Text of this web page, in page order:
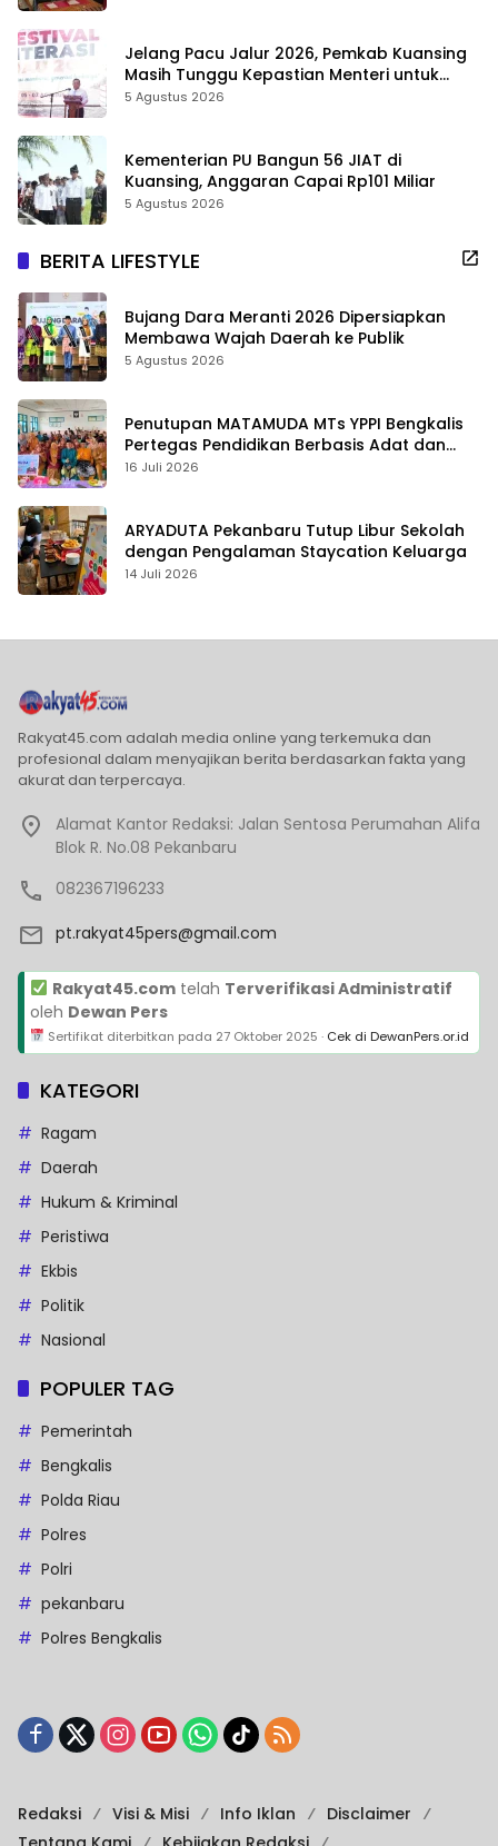
Jelang Pacu Jalur 2026, Pemkab Kuansing
Masih Tunggu Kepastian Menteri untuk
Buka Festival
5 Agustus 2026
Kementerian PU Bangun 56 JIAT di
Kuansing, Anggaran Capai Rp101 Miliar
5 Agustus 2026
BERITA LIFESTYLE
Bujang Dara Meranti 2026 Dipersiapkan
Membawa Wajah Daerah ke Publik
5 Agustus 2026
Penutupan MATAMUDA MTs YPPI Bengkalis
Pertegas Pendidikan Berbasis Adat dan
Karakter
16 Juli 2026
ARYADUTA Pekanbaru Tutup Libur Sekolah
dengan Pengalaman Staycation Keluarga
14 Juli 2026
Rakyat45.com adalah media online yang terkemuka dan
profesional dalam menyajikan berita berdasarkan fakta yang
akurat dan terpercaya.
Alamat Kantor Redaksi: Jalan Sentosa Perumahan Alifa
Blok R. No.08 Pekanbaru
082367196233
pt.rakyat45pers@gmail.com
Rakyat45.comtelah Terverifikasi Administratif
oleh Dewan Pers
Sertifikat diterbitkan pada 27 Oktober 2025 · Cek di DewanPers.or.id
KATEGORI
Ragam
Daerah
Hukum & Kriminal
Peristiwa
Ekbis
Politik
Nasional
POPULER TAG
Pemerintah
Bengkalis
Polda Riau
Polres
Polri
pekanbaru
Polres Bengkalis
Redaksi Visi & Misi Info Iklan
Disclaimer